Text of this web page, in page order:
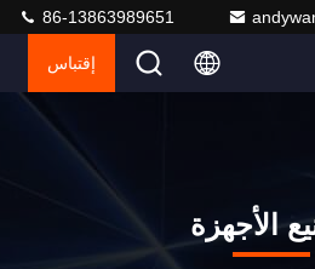
86-13863989651
إقتباس
الأجهزة